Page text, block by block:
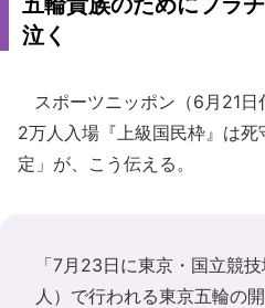
泣く
スポーツニッポン（6月21日
2万人入場『上級国民枠』は
定」が、こう伝える。
「7月23日に東京・国立競
人）で行われる東京五輪の